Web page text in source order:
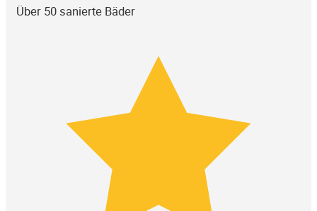
Über 50 sanierte Bäder